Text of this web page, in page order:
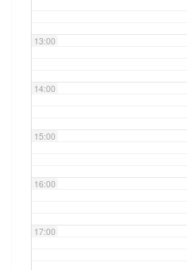
13:00
14:00
15:00
16:00
17:00